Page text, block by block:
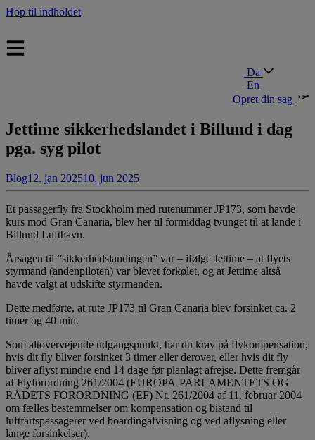
Hop til indholdet
Da
En
Opret din sag
Jettime sikkerhedslandet i Billund i dag
pga. syg pilot
Blog12. jan 202510. jun 2025
Et passagerfly fra Stockholm med rutenummer JP173, som havde
kurs mod Gran Canaria, blev her til formiddag tvunget til at lande i
Billund Lufthavn.
Årsagen til ”sikkerhedslandingen” var – ifølge Jettime – at flyets
styrmand (andenpiloten) var blevet forkølet, og at Jettime altså
havde valgt at udskifte styrmanden.
Dette medførte, at rute JP173 til Gran Canaria blev forsinket ca. 2
timer og 40 min.
Som altovervejende udgangspunkt, har du krav på flykompensation,
hvis dit fly bliver forsinket 3 timer eller derover, eller hvis dit fly
bliver aflyst mindre end 14 dage før planlagt afrejse. Dette fremgår
af Flyforordning 261/2004 (EUROPA-PARLAMENTETS OG
RÅDETS FORORDNING (EF) Nr. 261/2004 af 11. februar 2004
om fælles bestemmelser om kompensation og bistand til
luftfartspassagerer ved boardingafvisning og ved aflysning eller
lange forsinkelser).